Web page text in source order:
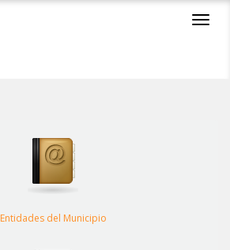
Entidades del Municipio